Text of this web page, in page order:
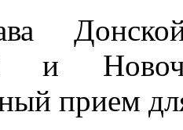
и
прием